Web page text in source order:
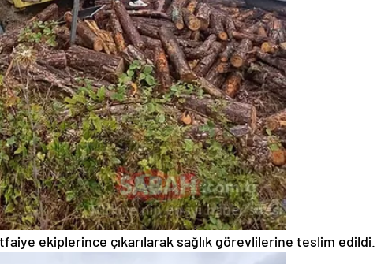
ekiplerince çıkarılarak sağlık görevlilerine teslim edildi.